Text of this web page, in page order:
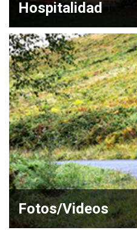
Hospitalidad
Fotos/Videos